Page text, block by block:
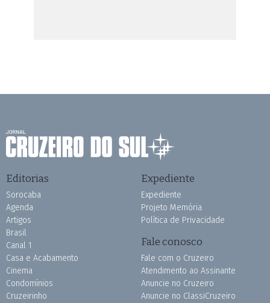
Editorias
Sorocaba
Agenda
Artigos
Brasil
Canal 1
Casa e Acabamento
Cinema
Condomínios
Cruzeirinho
Expediente
Expediente
Projeto Memória
Política de Privacidade
Fale conosco
Fale com o Cruzeiro
Atendimento ao Assinante
Anuncie no Cruzeiro
Anuncie no ClassiCruzeiro